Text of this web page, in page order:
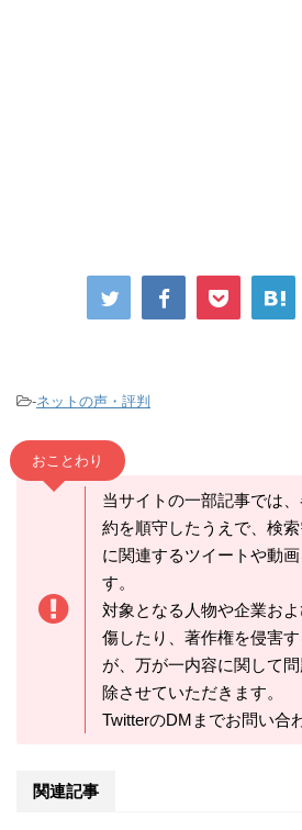
-ネットの声・評判
おことわり
当サイトの一部記事では
約を順守したうえで、検
に関連するツイートや動
す。
対象となる人物や企業お
傷したり、著作権を侵害
が、万が一内容に関して
除させていただきます。
TwitterのDMまでお問い合
関連記事